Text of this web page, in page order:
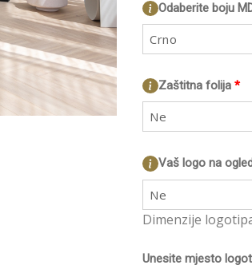
Odaberite boju
Crno
*
Zaštitna folija
Ne
Vaš logo na
Ne
Dimenzije
Unesite mjesto